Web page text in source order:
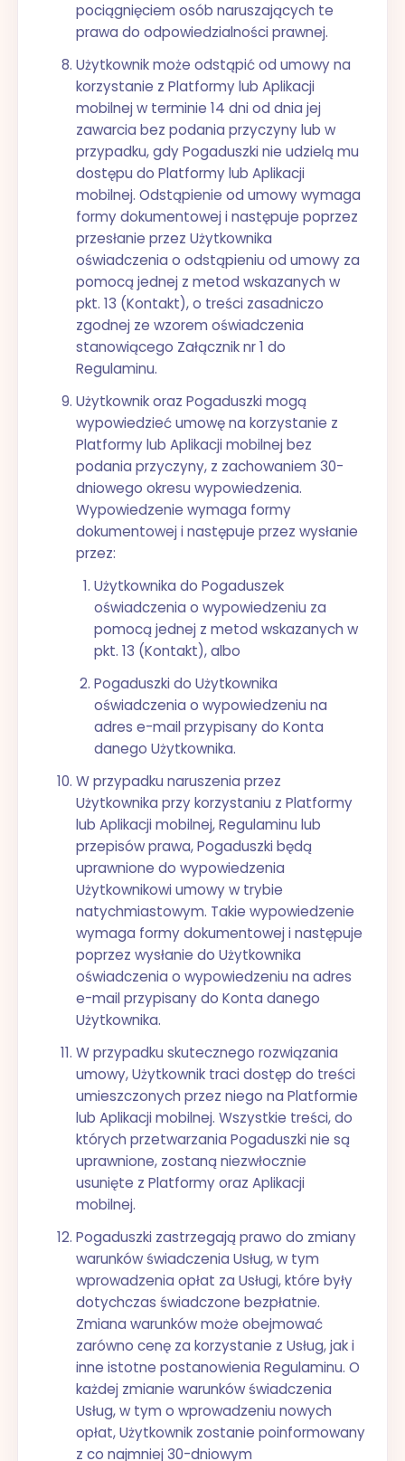
pociągnięciem osób naruszających te
prawa do odpowiedzialności prawnej.
Użytkownik może odstąpić od umowy na
korzystanie z Platformy lub Aplikacji
mobilnej w terminie 14 dni od dnia jej
zawarcia bez podania przyczyny lub w
przypadku, gdy Pogaduszki nie udzielą mu
dostępu do Platformy lub Aplikacji
mobilnej. Odstąpienie od umowy wymaga
formy dokumentowej i następuje poprzez
przesłanie przez Użytkownika
oświadczenia o odstąpieniu od umowy za
pomocą jednej z metod wskazanych w
pkt. 13 (Kontakt), o treści zasadniczo
zgodnej ze wzorem oświadczenia
stanowiącego Załącznik nr 1 do
Regulaminu.
Użytkownik oraz Pogaduszki mogą
wypowiedzieć umowę na korzystanie z
Platformy lub Aplikacji mobilnej bez
podania przyczyny, z zachowaniem 30-
dniowego okresu wypowiedzenia.
Wypowiedzenie wymaga formy
dokumentowej i następuje przez wysłanie
przez:
Użytkownika do Pogaduszek
oświadczenia o wypowiedzeniu za
pomocą jednej z metod wskazanych w
pkt. 13 (Kontakt), albo
Pogaduszki do Użytkownika
oświadczenia o wypowiedzeniu na
adres e-mail przypisany do Konta
danego Użytkownika.
W przypadku naruszenia przez
Użytkownika przy korzystaniu z Platformy
lub Aplikacji mobilnej, Regulaminu lub
przepisów prawa, Pogaduszki będą
uprawnione do wypowiedzenia
Użytkownikowi umowy w trybie
natychmiastowym. Takie wypowiedzenie
wymaga formy dokumentowej i następuje
poprzez wysłanie do Użytkownika
oświadczenia o wypowiedzeniu na adres
e-mail przypisany do Konta danego
Użytkownika.
W przypadku skutecznego rozwiązania
umowy, Użytkownik traci dostęp do treści
umieszczonych przez niego na Platformie
lub Aplikacji mobilnej. Wszystkie treści, do
których przetwarzania Pogaduszki nie są
uprawnione, zostaną niezwłocznie
usunięte z Platformy oraz Aplikacji
mobilnej.
Pogaduszki zastrzegają prawo do zmiany
warunków świadczenia Usług, w tym
wprowadzenia opłat za Usługi, które były
dotychczas świadczone bezpłatnie.
Zmiana warunków może obejmować
zarówno cenę za korzystanie z Usług, jak i
inne istotne postanowienia Regulaminu. O
każdej zmianie warunków świadczenia
Usług, w tym o wprowadzeniu nowych
opłat, Użytkownik zostanie poinformowany
z co najmniej 30-dniowym